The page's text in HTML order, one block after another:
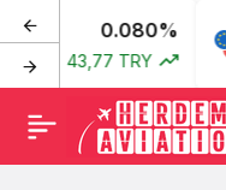
0.080%
43,77 TRY